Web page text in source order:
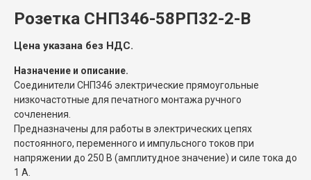
Розетка СНП346-58РП32-2-В
Цена указана без НДС.
Назначение и описание.
Соединители СНП346 электрические прямоугольные
низкочастотные для печатного монтажа ручного
сочленения.
Предназначены для работы в электрических цепях
постоянного, переменного и импульсного токов при
напряжении до 250 В (амплитудное значение) и силе тока до
1 А.